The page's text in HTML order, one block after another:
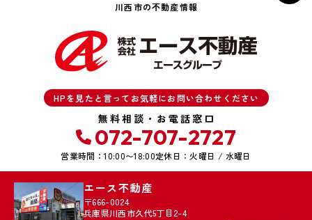
川西市の不動産情報
HPを見たと言ってお気軽にお問い合わせください
無料相談・お電話窓口
072-707-2727
営業時間：10:00〜18:00定休日：火曜日 / 水曜日
エース不動産
〒666-0024
兵庫県川西市久代5丁目2-4